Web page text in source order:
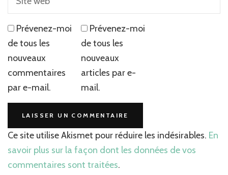
Prévenez-moi
de tous les
nouveaux
commentaires
par e-mail.
Prévenez-moi
de tous les
nouveaux
articles par e-
mail.
Ce site utilise Akismet pour réduire les indésirables. En
savoir plus sur la façon dont les données de vos
commentaires sont traitées.